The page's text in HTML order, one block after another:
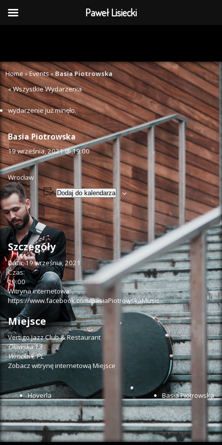
Home»Events» Basia Piotrowska
« Wszystkie Wydarzenia
wydarzenie już minęło.
Basia Piotrowska
19 września, 2021 @ 19:00
Wrocław
Dodaj do kalendarza
Szczegóły
Data:19 września, 2021
Czas:
19:00
Witryna internetowa:
https://www.facebook.com/BasiaPiotrowskaMusic
Miejsce
Vertigo Jazz Club & Restaurant
Oławska 13
Wrocław,PL
Zobacz witrynę internetową Miejsce
Hoverla Basia Piotrowska
Paweł Lisiecki